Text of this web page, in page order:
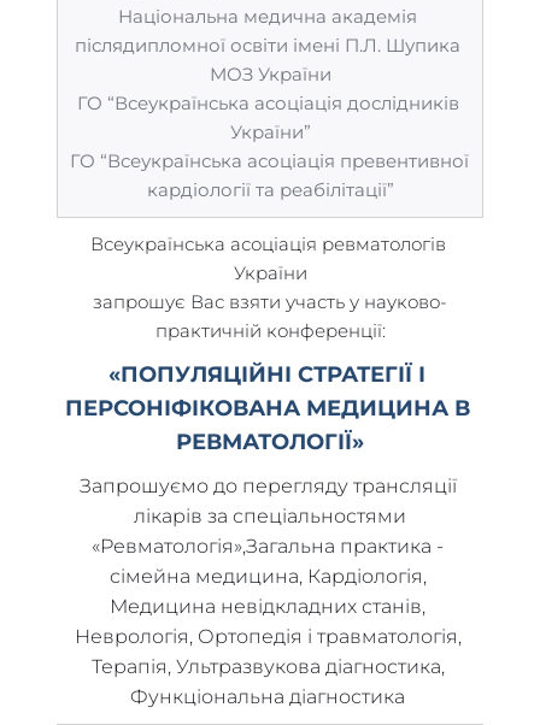
Національна медична академія
післядипломної освіти імені П.Л. Шупика
МОЗ України
ГО “Всеукраїнська асоціація дослідників
України”
ГО “Всеукраїнська асоціація превентивної
кардіології та реабілітації”
Всеукраїнська асоціація ревматологів
України
запрошує Вас взяти участь у науково-
практичній конференції:
«ПОПУЛЯЦІЙНІ СТРАТЕГІЇ І
ПЕРСОНІФІКОВАНА МЕДИЦИНА В
РЕВМАТОЛОГІЇ»
Запрошуємо до перегляду трансляції
лікарів за спеціальностями
«Ревматологія»,Загальна практика -
сімейна медицина, Кардіологія,
Медицина невідкладних станів,
Неврологія, Ортопедія і травматологія,
Терапія, Ультразвукова діагностика,
Функціональна діагностика